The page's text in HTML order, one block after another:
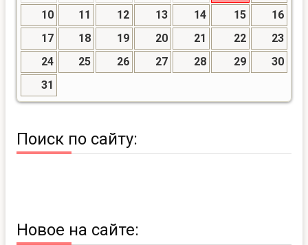
10
11 12 13 14 15
16
17
18 19 20 21 22
23
24
25 26 27 28 29
30
31
Поиск по сайту:
Новое на сайте: